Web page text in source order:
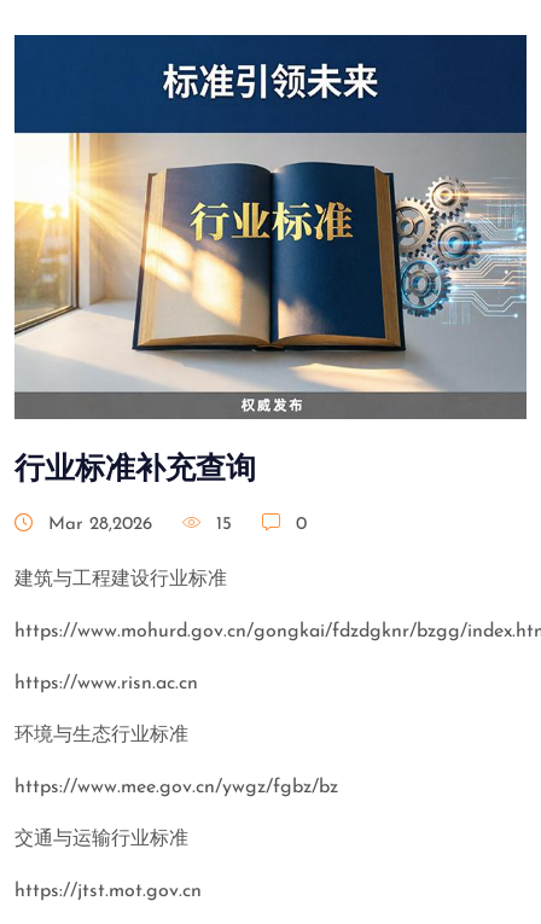
行业标准补充查询
Mar 28,2026 15 0
建筑与工程建设行业标准
https://www.mohurd.gov.cn/gongkai/fdzdgknr/bzgg/
https://www.risn.ac.cn
环境与生态行业标准
https://www.mee.gov.cn/ywgz/fgbz/bz
交通与运输行业标准
https://jtst.mot.gov.cn